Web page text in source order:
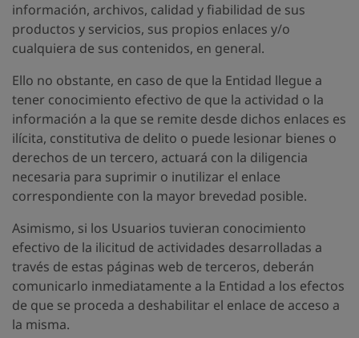
información, archivos, calidad y fiabilidad de sus
productos y servicios, sus propios enlaces y/o
cualquiera de sus contenidos, en general.
Ello no obstante, en caso de que la Entidad llegue a
tener conocimiento efectivo de que la actividad o la
información a la que se remite desde dichos enlaces es
ilícita, constitutiva de delito o puede lesionar bienes o
derechos de un tercero, actuará con la diligencia
necesaria para suprimir o inutilizar el enlace
correspondiente con la mayor brevedad posible.
Asimismo, si los Usuarios tuvieran conocimiento
efectivo de la ilicitud de actividades desarrolladas a
través de estas páginas web de terceros, deberán
comunicarlo inmediatamente a la Entidad a los efectos
de que se proceda a deshabilitar el enlace de acceso a
la misma.